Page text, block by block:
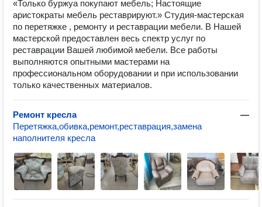
«Только буржуа покупают мебель; Настоящие
аристократы мебель реставрируют.» Студия-мастерская
по перетяжке , ремонту и реставрации мебели. В Нашей
мастерской предоставлен весь спектр услуг по
реставрации Вашей любимой мебели. Все работы
выполняются опытными мастерами на
профессиональном оборудовании и при использовании
только качественных материалов.
Ремонт кресла
—
Перетяжка,обивка,ремонт,реставрация,замена
наполнителя кресла